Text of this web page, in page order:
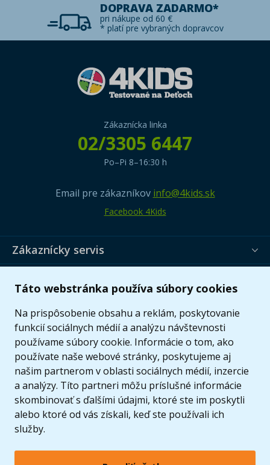
Táto webstránka používa súbory cookies
Na prispôsobenie obsahu a reklám, poskytovanie
funkcií sociálnych médií a analýzu návštevnosti
používame súbory cookie. Informácie o tom, ako
používate naše webové stránky, poskytujeme aj
našim partnerom v oblasti sociálnych médií, inzercie
a analýzy. Títo partneri môžu príslušné informácie
skombinovať s ďalšími údajmi, ktoré ste im poskytli
alebo ktoré od vás získali, keď ste používali ich
služby.
DOPRAVA ZADARMO*
pri nákupe od 60 €
* platí pre vybraných dopravcov
Zákaznícka linka
02/3305 6447
Po–Pi 8–16:30 h
Email pre zákazníkov info@4kids.sk
Facebook 4Kids
Zákaznícky servis